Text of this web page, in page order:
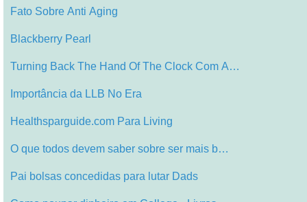
Fato Sobre Anti Aging
Blackberry Pearl
Turning Back The Hand Of The Clock Com A…
Importância da LLB No Era
Healthsparguide.com Para Living
O que todos devem saber sobre ser mais b…
Pai bolsas concedidas para lutar Dads